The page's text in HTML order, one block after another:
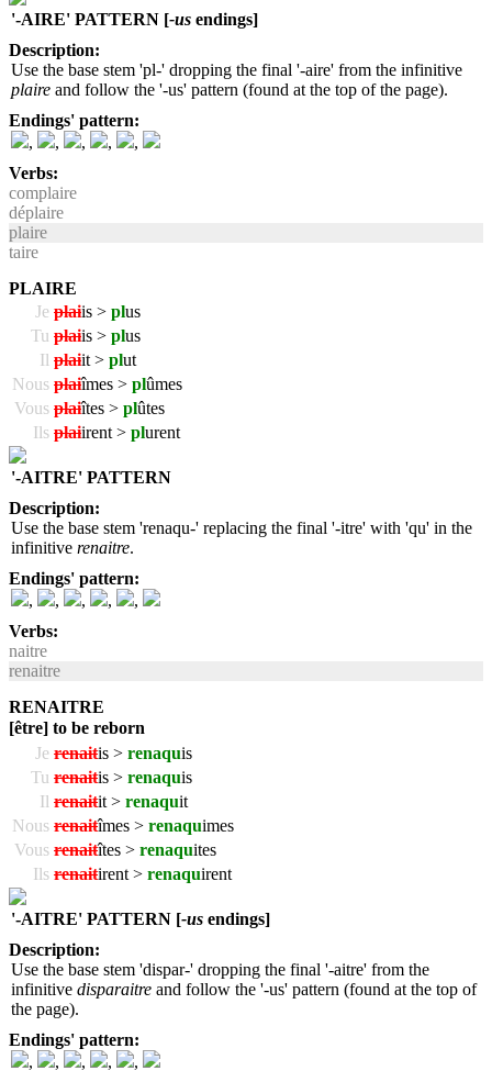
'-AIRE' PATTERN [-us endings]
Description:
Use the base stem 'pl-' dropping the final '-aire' from the infinitive
plaire and follow the '-us' pattern (found at the top of the page).
Endings' pattern:
,
, , ,
,
Verbs:
complaire
déplaire
plaire
taire
PLAIRE
Je plaiis > plus
Tu plaiis > plus
Il plaiit > plut
Nous plaiîmes > plûmes
Vous plaiîtes > plûtes
Ils plaiirent > plurent
'-AITRE' PATTERN
Description:
Use the base stem 'renaqu-' replacing the final '-itre' with 'qu' in the
infinitive renaitre.
Endings' pattern:
,
, , ,
,
Verbs:
naitre
renaitre
RENAITRE
[être] to be reborn
Je renaitis > renaquis
Tu renaitis > renaquis
Il renaitit > renaquit
Nous renaitîmes > renaquimes
Vous renaitîtes > renaquites
Ils renaitirent > renaquirent
'-AITRE' PATTERN [-us endings]
Description:
Use the base stem 'dispar-' dropping the final '-aitre' from the
infinitive disparaitre and follow the '-us' pattern (found at the top of
the page).
Endings' pattern:
,
, , ,
,